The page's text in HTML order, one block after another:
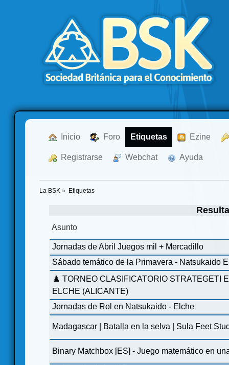
Inicio Foro Etiquetas Ezine
Registrarse Webchat Ayuda
La BSK » Etiquetas
Asunto
Jornadas de Abril Juegos mil + Mercadillo
Sábado temático de la Primavera - Natsukaido
♟️ TORNEO CLASIFICATORIO STRATEGETI
ELCHE (ALICANTE)
‍Jornadas de Rol en Natsukaido - Elche
Madagascar | Batalla en la selva | Sula Feet
Binary Matchbox [ES] - Juego matemático en